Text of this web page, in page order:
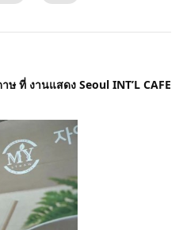
ที่ งานแสดง Seoul INT’L CAFE